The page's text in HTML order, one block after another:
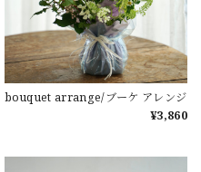
bouquet arrange/ブーケ アレンジ
¥3,860